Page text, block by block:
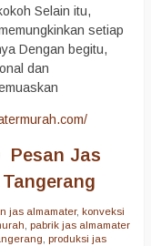
Selain itu,
setiap
Dengan begitu,
dan
Pesan Jas
jas almamater, konveksi
, pabrik jas almamater
, produksi jas